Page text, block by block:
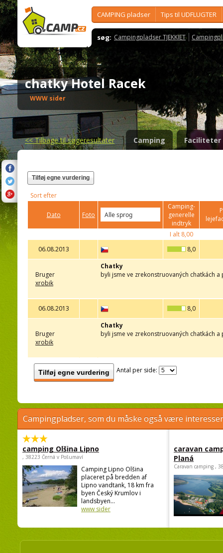
CAMPING pladser Tips til UDFLUGTER
søg: Campingpladser TJEKKIET
chatky Hotel Racek
WWW sider
<<Tilbage til søgeresultater Camping Faciliteter
Tilføj egne vurdering
Sort efter
Dato Foto
Camping-
generelle
indtryk
I alt8,00
06.08.2013
8,0
Bruger
xrobik
Chatky
byli jsme ve zrekonstruovaných chatkách
06.08.2013 8,0
Bruger
xrobik
Chatky
byli jsme ve zrekonstruovaných chatkách
Tilføj egne vurdering Antal per side:
Campingpladser, som du måske også være
camping Olšina Lipno
, 38223 Černá v Pošumaví
Camping Lipno Olšina
placeret på bredden af
Lipno vandtank, 18 km fra
byen Český Krumlov i
landsbyen...
www sider
caravan
Planá
Caravan camping ,